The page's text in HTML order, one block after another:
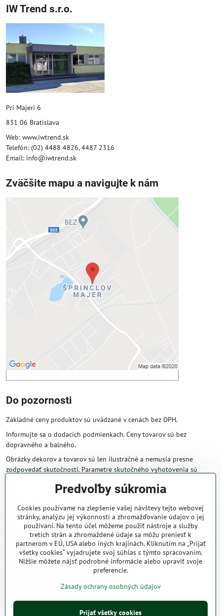
IW Trend s.r.o.
Pri Majeri 6
831 06 Bratislava
Web: www.iwtrend.sk
Telefón: (02) 4488 4826, 4487 2316
Email: info@iwtrend.sk
Zväčšite mapu a navigujte k nám
Externý obsah je blokovaný
Prajete si načítať externý obsah?
Povoliť tentokrát
Povoliť a zapamätať - súhlas s druhom
cookie: Funkčné
Otvoriť obsah v novom okne
Do pozornosti
Základné ceny produktov sú uvádzané v cenách bez DPH.
Informujte sa o dodacích podmienkach. Ceny tovarov sú bez
dopravného a balného.
Obrázky dekorov a tovarov sú len ilustračné a nemusia presne
zodpovedať skutočnosti. Parametre skutočného vyhotovenia sú
Obchodné podmienky
Naše obchodné podmienky zaručujú bezproblémové spracovanie
Vašej zakázky online.
V prípade, že máte s nami už dojednané obchodné podmienky, ceny a
zľavy z minulosti, platia tie, ktoré sú pre Vás výhodnejšie.
©2026Copyright
Predvoľby súkromia
Cookies používame na zlepšenie vašej návštevy tejto webovej
stránky, analýzu jej výkonnosti a zhromažďovanie údajov o jej
používaní. Na tento účel môžeme použiť nástroje a služby
tretích strán a zhromaždené údaje sa môžu preniesť k
partnerom v EÚ, USA alebo iných krajinách. Kliknutím na „Prijať
všetky cookies“ vyjadrujete svoj súhlas s týmto spracovaním.
Nižšie môžete nájsť podrobné informácie alebo upraviť svoje
preferencie.
Zásady ochrany osobných údajov
Prijať všetky cookies